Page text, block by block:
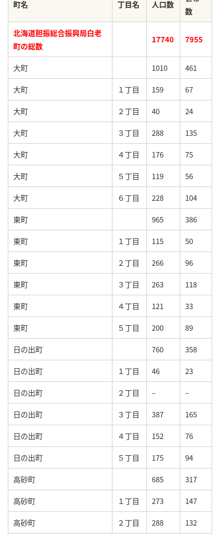
町名 丁目名 人口数
数
北海道胆振総合振興局白老
町の総数
17740 7955
大町 1010 461
大町 １丁目 159 67
大町 ２丁目 40 24
大町 ３丁目 288 135
大町 ４丁目 176 75
大町 ５丁目 119 56
大町 ６丁目 228 104
東町 965 386
東町 １丁目 115 50
東町 ２丁目 266 96
東町 ３丁目 263 118
東町 ４丁目 121 33
東町 ５丁目 200 89
日の出町 760 358
日の出町 １丁目 46 23
日の出町 ２丁目 – –
日の出町 ３丁目 387 165
日の出町 ４丁目 152 76
日の出町 ５丁目 175 94
高砂町 685 317
高砂町 １丁目 273 147
高砂町 ２丁目 288 132